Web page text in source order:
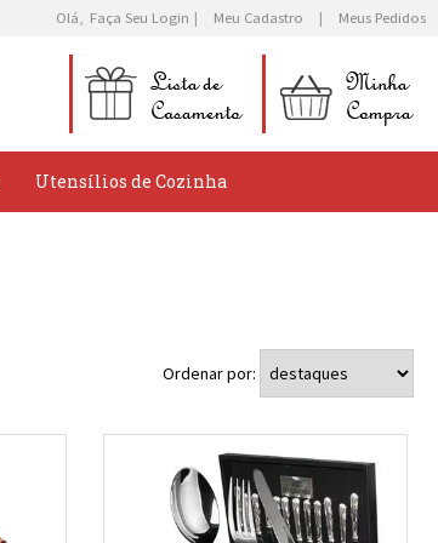
Olá, Faça Seu Login Meu Cadastro Meus Pedidos
Utensílios de Cozinha